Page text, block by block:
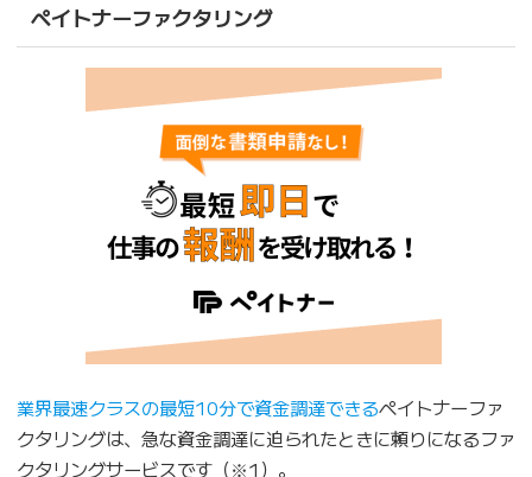
ペイトナーファクタリング
業界最速クラスの最短10分で資金調達できるペイトナーファ
クタリングは、急な資金調達に迫られたときに頼りになるファ
クタリングサービスです（※1）。